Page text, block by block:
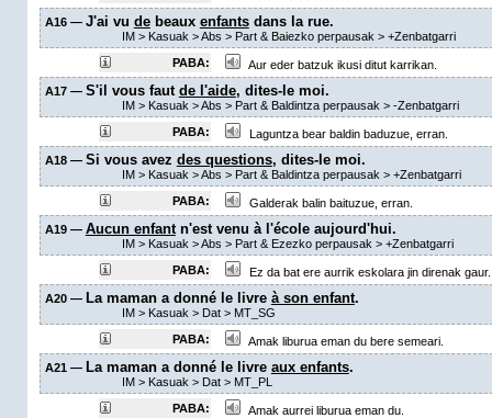
A16 — J'ai vu debeaux enfantsdans la rue.
IM> Kasuak >Abs > Part & Baiezko perpausak > +Zenbatgarri
PABA:
Aur eder batzuk ikusi ditut karrikan.
A17 — S'il vous faut de l'aide, dites-le moi.
IM> Kasuak >Abs > Part & Baldintza perpausak > -Zenbatgarri
PABA:
Laguntza bear baldin baduzue, erran.
A18 — Si vous avez des questions, dites-le moi.
IM> Kasuak >Abs > Part & Baldintza perpausak > +Zenbatgarri
PABA:
Galderak balin baituzue, erran.
A19 — Aucun enfantn'est venu à l'école aujourd'hui.
IM> Kasuak >Abs > Part & Ezezko perpausak > +Zenbatgarri
PABA:
Ez da bat ere aurrik eskolara jin direnak gaur.
A20 — La maman a donné le livre à son enfant.
IM> Kasuak > Dat> MT_SG
PABA:
Amak liburua eman du bere semeari.
A21 — La maman a donné le livre aux enfants.
IM> Kasuak > Dat> MT_PL
PABA:
Amak aurrei liburua eman du.